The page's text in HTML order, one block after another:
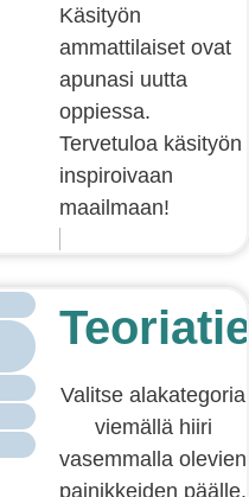
Käsityön
ammattilaiset ovat
apunasi uutta
oppiessa.
Tervetuloa käsityön
inspiroivaan
maailmaan!
Valitse alakategoria
viemällä hiiri
vasemmalla olevien
painikkeiden päälle.